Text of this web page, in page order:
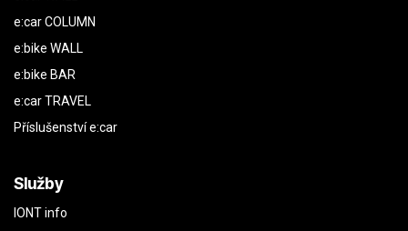
e:car COLUMN
e:bike WALL
e:bike BAR
e:car TRAVEL
Příslušenství e:car
Služby
IONT info